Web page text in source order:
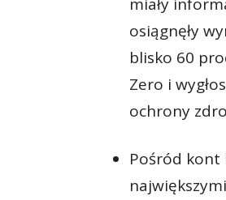
osiągnęły
blisko 60
Zero i
ochrony
Pośród kont